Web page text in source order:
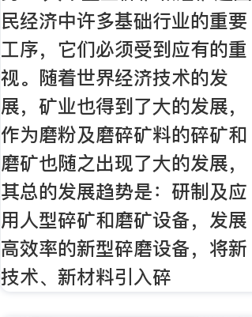
民经济中许多基础行业的重要
工序，它们必须受到应有的重
视。随着世界经济技术的发
展，矿业也得到了大的发展，
作为磨粉及磨碎矿料的碎矿和
磨矿也随之出现了大的发展，
其总的发展趋势是：研制及应
用人型碎矿和磨矿设备，发展
高效率的新型碎磨设备，将新
技术、新材料引入碎